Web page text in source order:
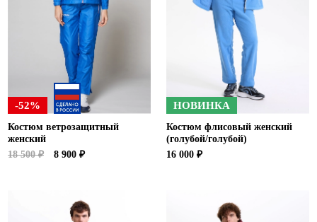
-52%
Костюм ветрозащитный
женский
18 500 ₽
8 900 ₽
НОВИНКА
Костюм флисовый женский
(голубой/голубой)
16 000 ₽